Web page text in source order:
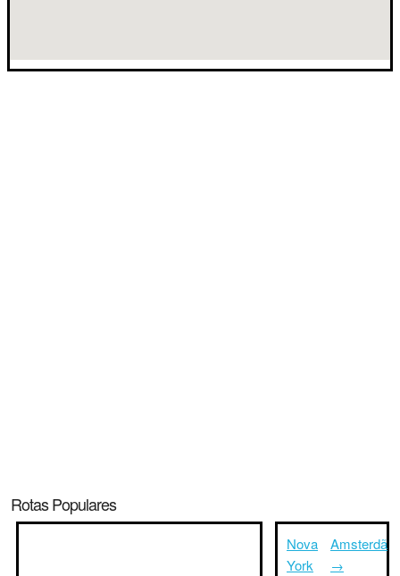
Rotas Populares
Nova
York
Amsterdã
→